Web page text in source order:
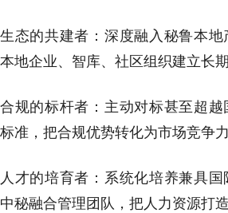
生态的共建者：深度融入秘鲁本
本地企业、智库、社区组织建立长
合规的标杆者：主动对标甚至超
标准，把合规优势转化为市场竞争
人才的培育者：系统化培养兼具
中秘融合管理团队，把人力资源打